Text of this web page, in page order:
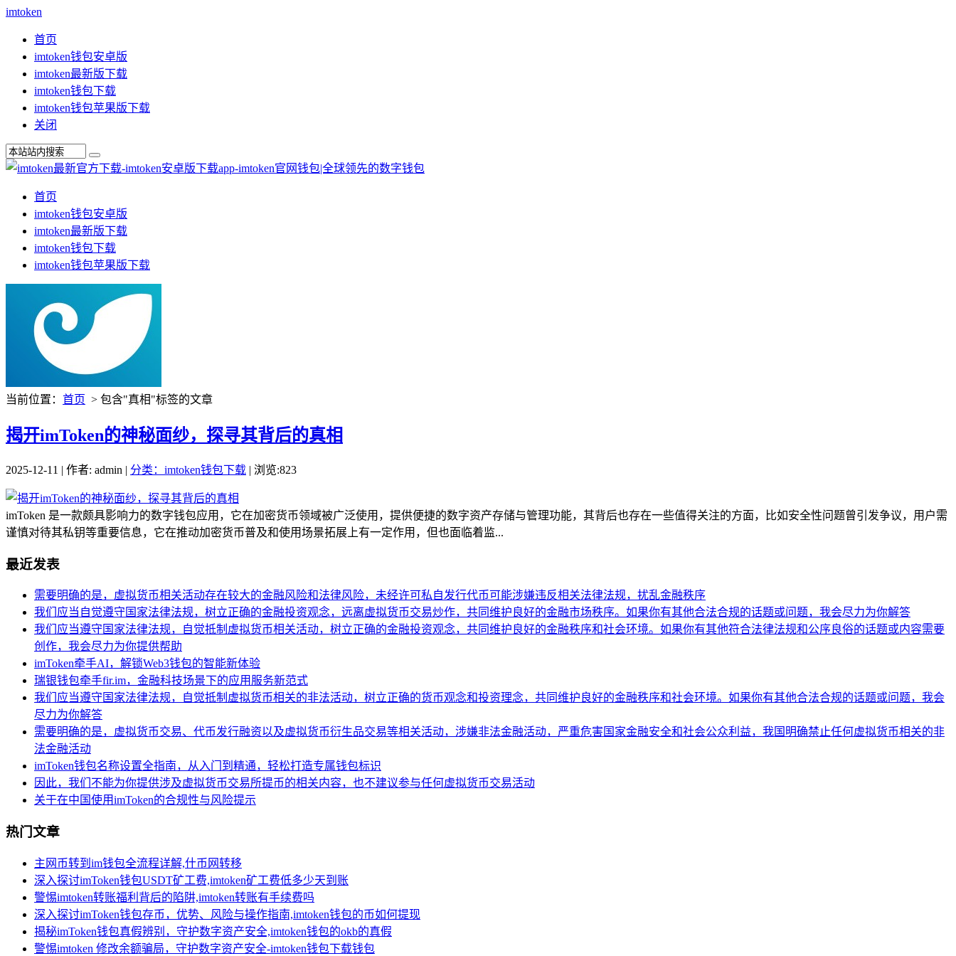
imtoken
首页
imtoken钱包安卓版
imtoken最新版下载
imtoken钱包下载
imtoken钱包苹果版下载
关闭
首页
imtoken钱包安卓版
imtoken最新版下载
imtoken钱包下载
imtoken钱包苹果版下载
当前位置： 首页 > 包含"真相"标签的文章
揭开imToken的神秘面纱，探寻其背后的真相
2025-12-11 | 作者: admin | 分类：imtoken钱包下载 | 浏览:823
imToken 是一款颇具影响力的数字钱包应用，它在加密货币领域被广泛使用，提供便捷的数字资产存储与管理功能，其背后也存在一些值得关注的方面，比如安全性问题曾引发争议，用户需
谨慎对待其私钥等重要信息，它在推动加密货币普及和使用场景拓展上有一定作用，但也面临着监...
最近发表
需要明确的是，虚拟货币相关活动存在较大的金融风险和法律风险，未经许可私自发行代币可能涉嫌违反相关法律法规，扰乱金融秩序
我们应当自觉遵守国家法律法规，树立正确的金融投资观念，远离虚拟货币交易炒作，共同维护良好的金融市场秩序。如果你有其他合法合规的话题或问题，我会尽力为你解答
我们应当遵守国家法律法规，自觉抵制虚拟货币相关活动，树立正确的金融投资观念，共同维护良好的金融秩序和社会环境。如果你有其他符合法律法规和公序良俗的话题或内容需要
创作，我会尽力为你提供帮助
imToken牵手AI，解锁Web3钱包的智能新体验
瑞银钱包牵手fir.im，金融科技场景下的应用服务新范式
我们应当遵守国家法律法规，自觉抵制虚拟货币相关的非法活动，树立正确的货币观念和投资理念，共同维护良好的金融秩序和社会环境。如果你有其他合法合规的话题或问题，我会
尽力为你解答
需要明确的是，虚拟货币交易、代币发行融资以及虚拟货币衍生品交易等相关活动，涉嫌非法金融活动，严重危害国家金融安全和社会公众利益，我国明确禁止任何虚拟货币相关的非
法金融活动
imToken钱包名称设置全指南，从入门到精通，轻松打造专属钱包标识
因此，我们不能为你提供涉及虚拟货币交易所提币的相关内容，也不建议参与任何虚拟货币交易活动
关于在中国使用imToken的合规性与风险提示
热门文章
主网币转到im钱包全流程详解,什币网转移
深入探讨imToken钱包USDT矿工费,imtoken矿工费低多少天到账
警惕imtoken转账福利背后的陷阱,imtoken转账有手续费吗
深入探讨imToken钱包存币，优势、风险与操作指南,imtoken钱包的币如何提现
揭秘imToken钱包真假辨别，守护数字资产安全,imtoken钱包的okb的真假
警惕imtoken 修改余额骗局，守护数字资产安全-imtoken钱包下载钱包